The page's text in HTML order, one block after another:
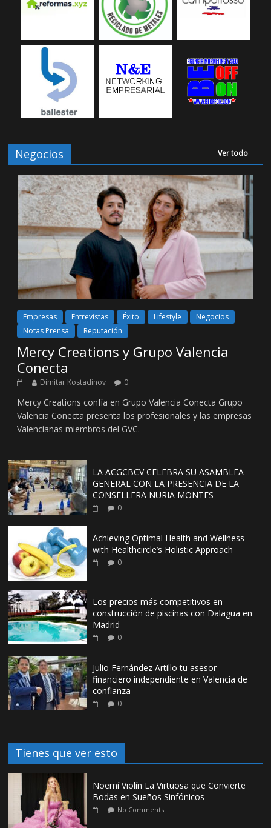
Negocios Ver todo
Empresas Entrevistas Éxito Lifestyle
Negocios
Notas Prensa
Reputación
Mercy Creations y Grupo Valencia
Conecta
Dimitar Kostadinov 0
Mercy Creations confía en Grupo Valencia Conecta Grupo
Valencia Conecta presenta los profesionales y las empresas
Valencianas miembros del GVC.
LA ACGCBCV CELEBRA SU ASAMBLEA
GENERAL CON LA PRESENCIA DE LA
CONSELLERA NURIA MONTES
0
Achieving Optimal Health and Wellness
with Healthcircle’s Holistic Approach
0
Los precios más competitivos en
construcción de piscinas con Dalagua en
Madrid
0
Julio Fernández Artillo tu asesor
financiero independiente en Valencia de
confianza
0
Tienes que ver esto
Noemí Violín La Virtuosa que Convierte
Bodas en Sueños Sinfónicos
No Comments